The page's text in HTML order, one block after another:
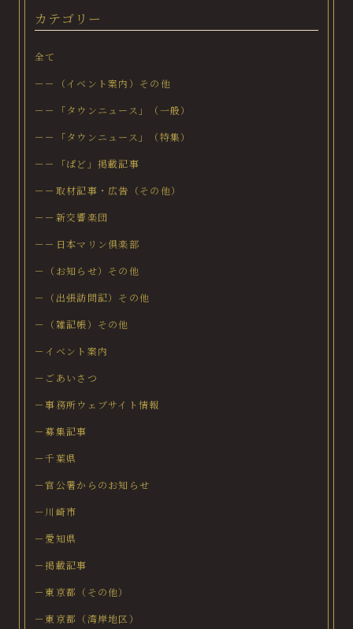
カテゴリー
全て
－－（イベント案内）その他
－－「タウンニュース」（一般）
－－「タウンニュース」（特集）
－－「ぱど」掲載記事
－－取材記事・広告（その他）
－－新交響楽団
－－日本マリン倶楽部
－（お知らせ）その他
－（出張訪問記）その他
－（雑記帳）その他
－イベント案内
－ごあいさつ
－事務所ウェブサイト情報
－募集記事
－千葉県
－官公署からのお知らせ
－川崎市
－愛知県
－掲載記事
－東京都（その他）
－東京都（湾岸地区）